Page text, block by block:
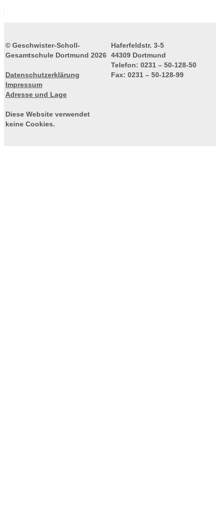
© Geschwister-Scholl-
Gesamtschule Dortmund 2026
Datenschutzerklärung
Impressum
Adresse und Lage
Diese Website verwendet
keine Cookies.
Haferfeldstr. 3-5
44309 Dortmund
Telefon: 0231 – 50-128-50
Fax: 0231 – 50-128-99